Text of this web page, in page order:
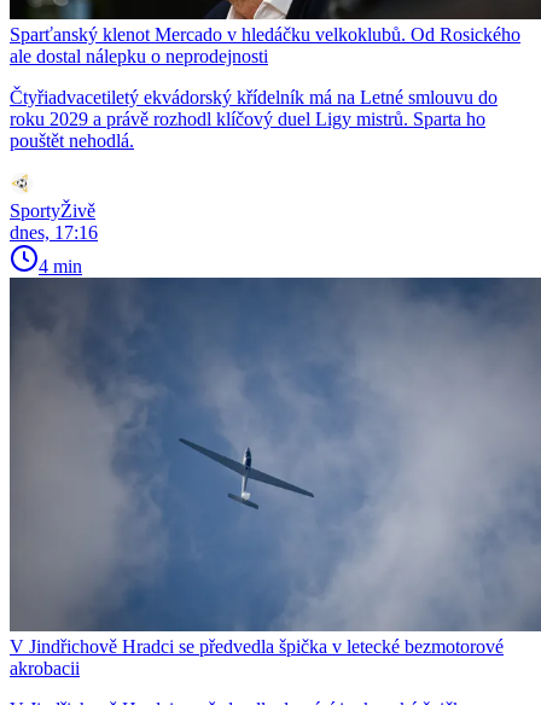
Sparťanský klenot Mercado v hledáčku velkoklubů. Od Rosického
ale dostal nálepku o neprodejnosti
Čtyřiadvacetiletý ekvádorský křídelník má na Letné smlouvu do
roku 2029 a právě rozhodl klíčový duel Ligy mistrů. Sparta ho
pouštět nehodlá.
SportyŽivě
dnes, 17:16
4 min
V Jindřichově Hradci se předvedla špička v letecké bezmotorové
akrobacii